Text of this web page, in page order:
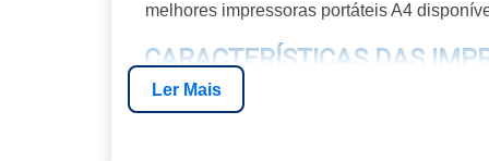
melhores impressoras portáteis A4
CARACTERÍSTICAS DAS
As impressoras portáteis A4, como a
Ler Mais